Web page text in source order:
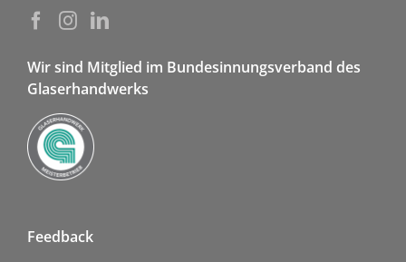
Wir sind Mitglied im Bundesinnungsverband des
Glaserhandwerks
Feedback